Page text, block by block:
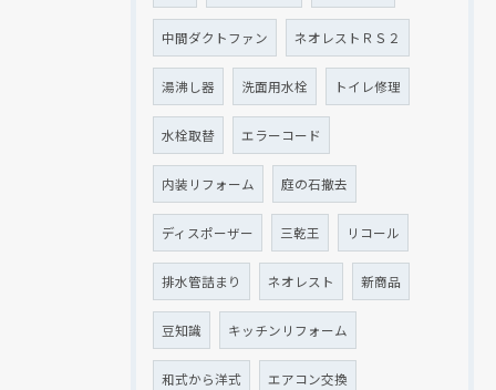
中間ダクトファン ネオレストＲＳ２
湯沸し器 洗面用水栓 トイレ修理
水栓取替 エラーコード
内装リフォーム 庭の石撤去
ディスポーザー 三乾王 リコール
排水管詰まり ネオレスト 新商品
豆知識 キッチンリフォーム
和式から洋式 エアコン交換